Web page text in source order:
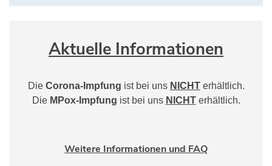
Aktuelle Informationen
Die Corona-Impfung ist bei uns NICHTerhältlich.
Die MPox-Impfung ist bei uns NICHTerhältlich.
Weitere Informationen und FAQ